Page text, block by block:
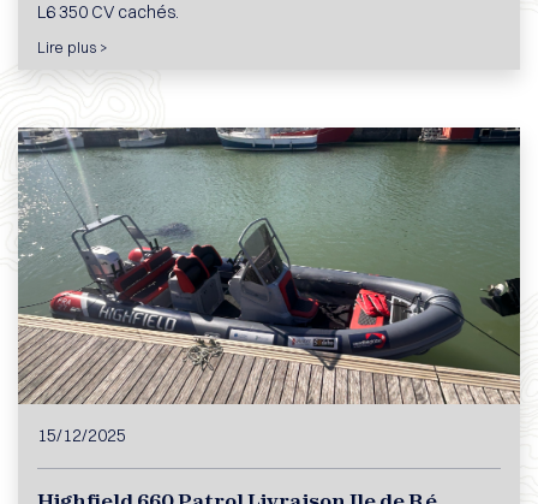
L6 350 CV cachés.
Lire plus >
15/12/2025